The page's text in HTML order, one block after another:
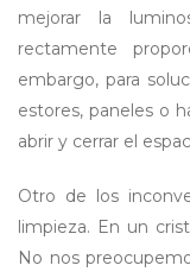
mejorar la
rectamente
embargo, para
estores, paneles o
abrir y cerrar el
Otro de los
limpieza. En un
No nos